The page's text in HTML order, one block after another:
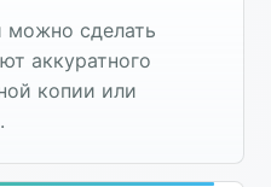
можно сделать
аккуратного
копии или